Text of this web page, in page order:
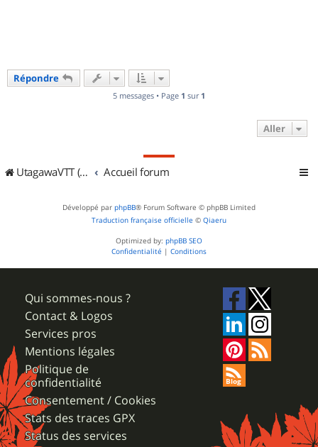
Répondre
5 messages • Page 1 sur 1
Aller
UtagawaVTT (Randos VTT et VTTAE avec traces GPS) Accueil forum
Développé par phpBB® Forum Software © phpBB Limited
Traduction française officielle © Qiaeru
Optimized by: phpBB SEO
Confidentialité | Conditions
Qui sommes-nous ?
Contact & Logos
Services pros
Mentions légales
Politique de
confidentialité
Consentement / Cookies
Stats des traces GPX
Status des services